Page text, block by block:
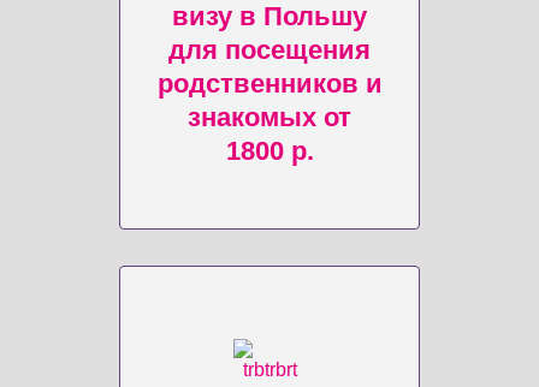
визу в Польшу
для посещения
родственников и
знакомых от
1800 р.